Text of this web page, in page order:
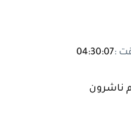
:
04:30:07
ناشرون